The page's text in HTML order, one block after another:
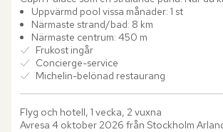
dörrarna möts du av "Shores of the Seas" –
Uppvärmd pool vissa månader: 1 st
Närmaste strand/bad: 8 km
Närmaste centrum: 450 m
Frukost ingår
Concierge-service
Michelin-belönad restaurang
Flyg och hotell, 1 vecka, 2 vuxna
Avresa 4 oktober 2026 från Stockholm